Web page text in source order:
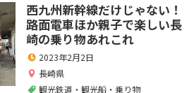
西九州新幹線だけじゃない！
路面電車ほか親子で楽しい長
崎の乗り物あれこれ
2023年2月2日
長崎県
観光鉄道・観光船・乗り物